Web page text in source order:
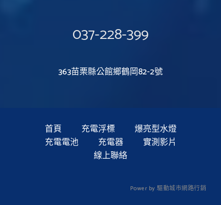
037-228-399
363苗栗縣公館鄉鶴岡82-2號
首頁 充電浮標
爆亮型水燈
充電電池
充電器
實測影片
線上聯絡
Power by 驅動城市網路行銷